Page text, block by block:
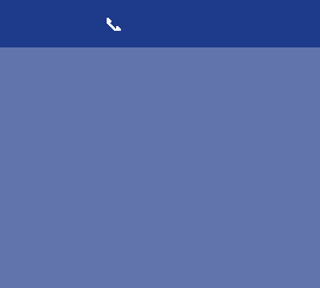
📞